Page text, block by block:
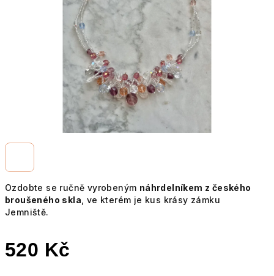
Ozdobte se ručně vyrobeným náhrdelníkem z českého
broušeného skla , ve kterém je kus krásy zámku
Jemniště.
520 Kč